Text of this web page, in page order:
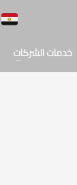
خدمات الشركات